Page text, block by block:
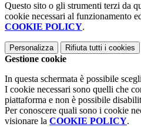
Questo sito o gli strumenti terzi da
cookie necessari al funzionamento
COOKIE POLICY.
Personalizza Rifiuta tutti i cookies
Gestione cookie
In questa schermata è possibile
I cookie necessari sono quelli che
piattaforma e non è possibile
Per conoscere quali sono i cookie
visionare la COOKIE POLICY.